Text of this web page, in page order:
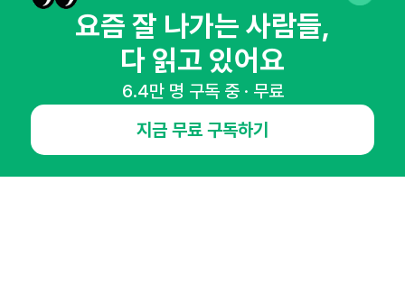
사업자등록번호 : 144-81-27690(
통신판매업신고번호 : 2014-경기성남-1023
호스팅서비스사업자 : 오픈애즈
1800-2198
openads@openads.co.kr
이용약관
instagramthreadkakaotalk
요즘 잘 나가는 사람들,
다 읽고 있어요
6.4만 명 구독 중 · 무료
지금 무료 구독하기